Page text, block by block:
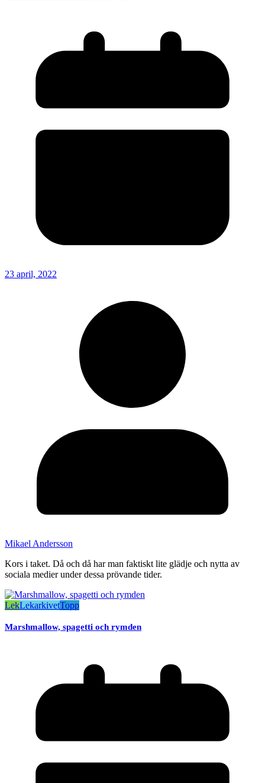
23 april, 2022
Mikael Andersson
Kors i taket. Då och då har man faktiskt lite glädje och nytta av
sociala medier under dessa prövande tider.
LekLekarkivetTopp
Marshmallow, spagetti och rymden